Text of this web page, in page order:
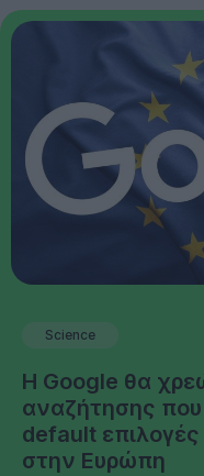
Science
Η Google θα
αναζήτησης
default
στην Ευρώπη